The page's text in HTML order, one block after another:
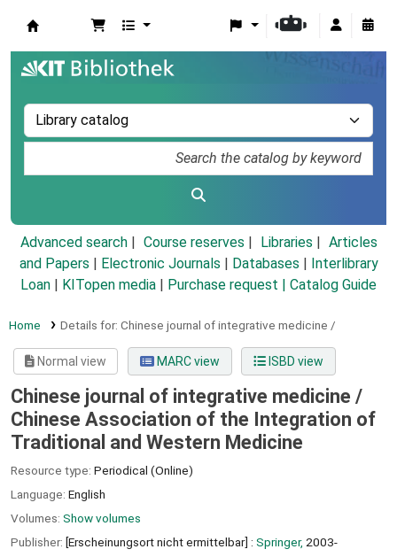
Advanced search Course reserves Libraries
Articles
and Papers
Electronic Journals Databases
Interlibrary
Loan
KITopen media Purchase request | Catalog Guide
Home Details for: Chinese journal of integrative medicine /
Normal view MARC view ISBD view
Chinese journal of integrative medicine /
Chinese Association of the Integration of
Traditional and Western Medicine
Resource type: Periodical (Online)
Language: English
Volumes: Show volumes
Publisher: [Erscheinungsort nicht ermittelbar] : Springer, 2003-